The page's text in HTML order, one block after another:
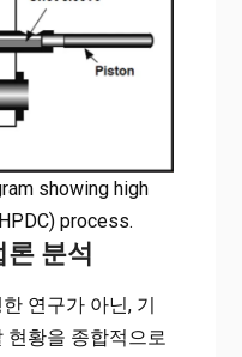
showing high
process.
분석
연구가 아닌, 기
현황을 종합적으로